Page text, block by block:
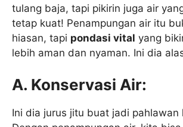
tulang baja, tapi pikirin juga air
tetap kuat! Penampungan air itu
hiasan, tapi pondasi vital yang
lebih aman dan nyaman. Ini dia
A. Konservasi Air:
Ini dia jurus jitu buat jadi pahlawan